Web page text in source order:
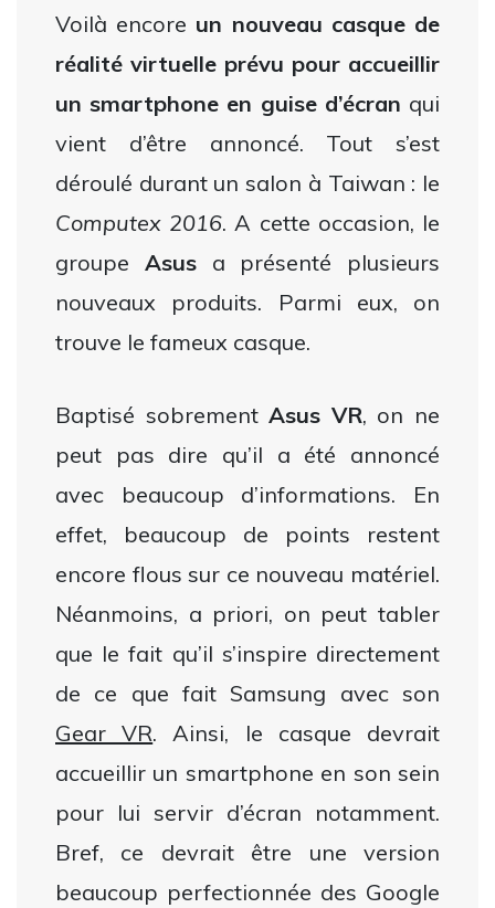
Voilà encore un nouveau casque de
réalité virtuelle prévu pour accueillir
un smartphone en guise d’écran qui
vient d’être annoncé. Tout s’est
déroulé durant un salon à Taiwan : le
Computex 2016. A cette occasion, le
groupe Asusa présenté plusieurs
nouveaux produits. Parmi eux, on
trouve le fameux casque.
Baptisé sobrementAsus VR, on ne
peut pas dire qu’il a été annoncé
avec beaucoup d’informations. En
effet, beaucoup de points restent
encore flous sur ce nouveau matériel.
Néanmoins, a priori, on peut tabler
que le fait qu’il s’inspire directement
de ce que fait Samsung avec son
Gear VR. Ainsi, le casque devrait
accueillir un smartphone en son sein
pour lui servir d’écran notamment.
Bref, ce devrait être une version
beaucoup perfectionnée des Google